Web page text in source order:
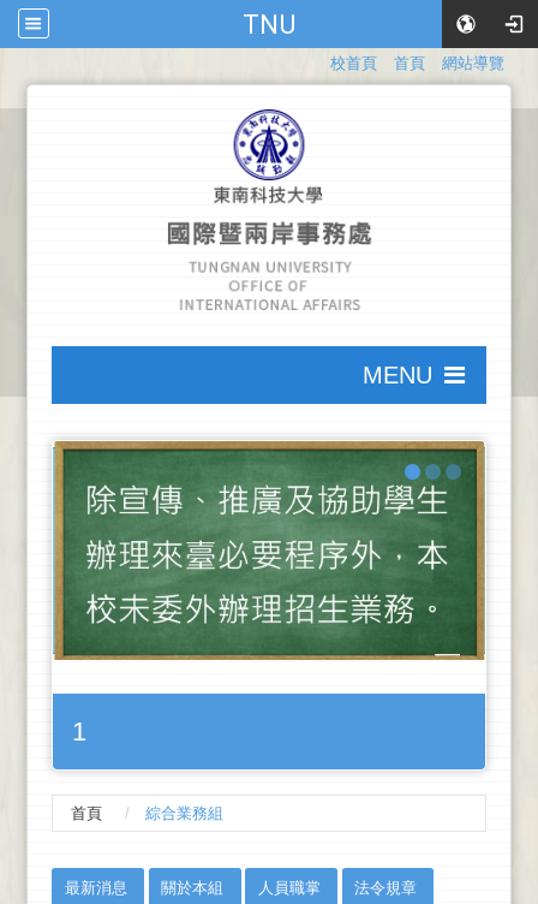
TNU
校首頁 首頁 網站導覽
MENU
1
首頁 綜合業務組
最新消息 關於本組 人員職掌 法令規章